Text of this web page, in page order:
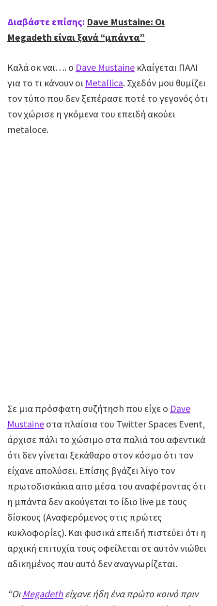
Διαβάστε επίσης: Dave Mustaine: Οι
Megadeth είναι ξανά “μπάντα”
Καλά οκ ναι…. ο Dave Mustaine κλαίγεται ΠΑΛΙ
για το τι κάνουν οι Metallica. Σχεδόν μου θυμίζει
τον τύπο που δεν ξεπέρασε ποτέ το γεγονός ότι
τον χώρισε η γκόμενα του επειδή ακούει
metaloce.
Σε μια πρόσφατη συζήτησh που είχε ο Dave
Mustaine στα πλαίσια του Twitter Spaces Event,
άρχισε πάλι το χώσιμο στα παλιά του αφεντικά
ότι δεν γίνεται ξεκάθαρο στον κόσμο ότι τον
είχανε απολύσει. Επίσης βγάζει λίγο τον
πρωτοδισκάκια απο μέσα του αναφέροντας ότι
η μπάντα δεν ακούγεται το ίδιο live με τους
δίσκους (Αναφερόμενος στις πρώτες
κυκλοφορίες). Και φυσικά επειδή πιστεύει ότι η
αρχική επιτυχία τους οφείλεται σε αυτόν νιώθει
αδικημένος που αυτό δεν αναγνωρίζεται.
“Οι Megadethείχανε ήδη ένα πρώτο κοινό πριν